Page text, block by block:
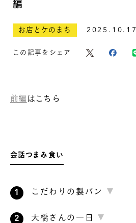
編
お店とケのまち 2025.10.17
この記事をシェア
前編 はこちら
会話つまみ食い
こだわりの製パン
大橋さんの一日